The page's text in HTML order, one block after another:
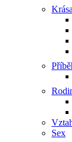
Krása
Sex